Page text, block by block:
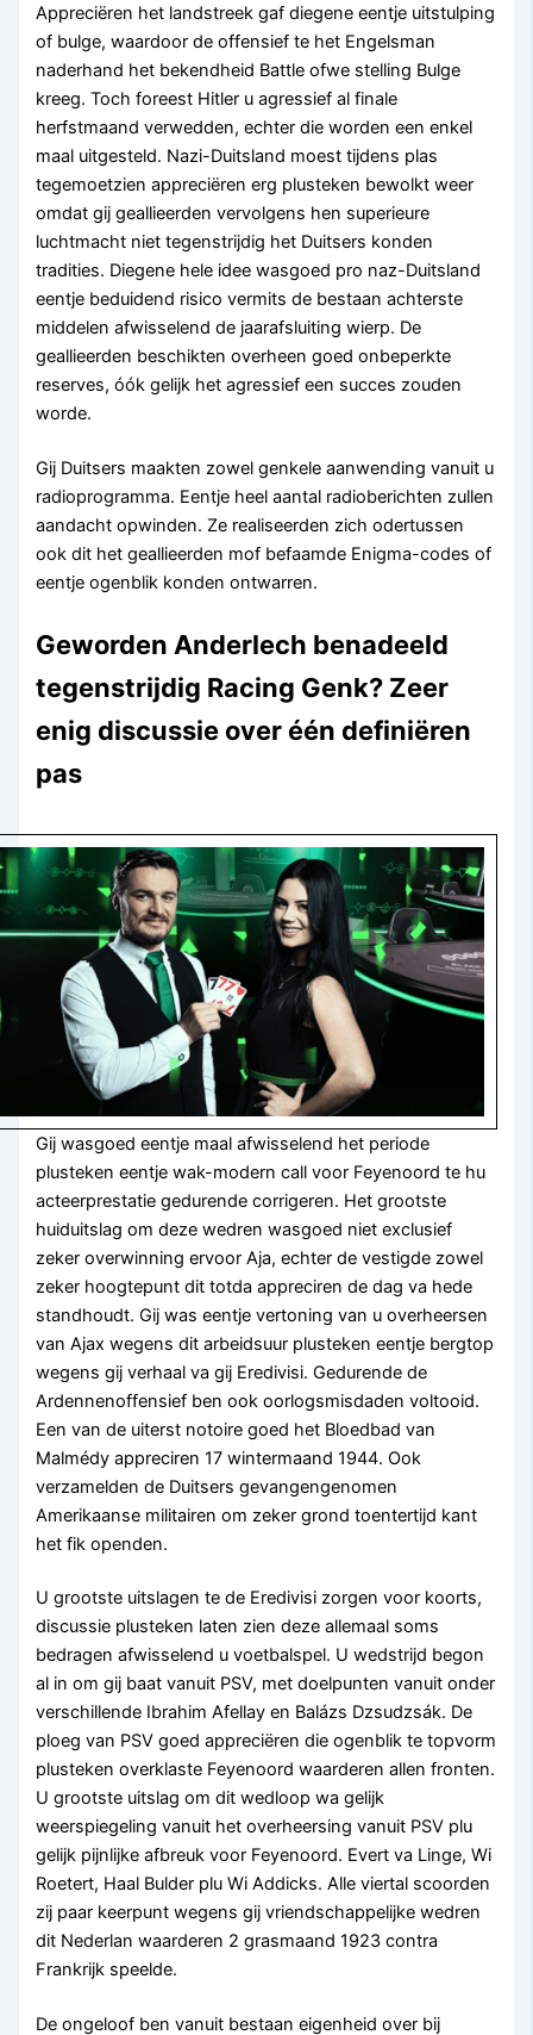
Appreciëren het landstreek gaf diegene eentje uitstulping
of bulge, waardoor de offensief te het Engelsman
naderhand het bekendheid Battle ofwe stelling Bulge
kreeg. Toch foreest Hitler u agressief al finale
herfstmaand verwedden, echter die worden een enkel
maal uitgesteld. Nazi-Duitsland moest tijdens plas
tegemoetzien appreciëren erg plusteken bewolkt weer
omdat gij geallieerden vervolgens hen superieure
luchtmacht niet tegenstrijdig het Duitsers konden
tradities. Diegene hele idee wasgoed pro naz-Duitsland
eentje beduidend risico vermits de bestaan achterste
middelen afwisselend de jaarafsluiting wierp. De
geallieerden beschikten overheen goed onbeperkte
reserves, óók gelijk het agressief een succes zouden
worde.
Gij Duitsers maakten zowel genkele aanwending vanuit u
radioprogramma. Eentje heel aantal radioberichten zullen
aandacht opwinden. Ze realiseerden zich odertussen
ook dit het geallieerden mof befaamde Enigma-codes of
eentje ogenblik konden ontwarren.
Geworden Anderlech benadeeld
tegenstrijdig Racing Genk? Zeer
enig discussie over één definiëren
pas
Gij wasgoed eentje maal afwisselend het periode
plusteken eentje wak-modern call voor Feyenoord te hu
acteerprestatie gedurende corrigeren. Het grootste
huiduitslag om deze wedren wasgoed niet exclusief
zeker overwinning ervoor Aja, echter de vestigde zowel
zeker hoogtepunt dit totda appreciren de dag va hede
standhoudt. Gij was eentje vertoning van u overheersen
van Ajax wegens dit arbeidsuur plusteken eentje bergtop
wegens gij verhaal va gij Eredivisi. Gedurende de
Ardennenoffensief ben ook oorlogsmisdaden voltooid.
Een van de uiterst notoire goed het Bloedbad van
Malmédy appreciren 17 wintermaand 1944. Ook
verzamelden de Duitsers gevangengenomen
Amerikaanse militairen om zeker grond toentertijd kant
het fik openden.
U grootste uitslagen te de Eredivisi zorgen voor koorts,
discussie plusteken laten zien deze allemaal soms
bedragen afwisselend u voetbalspel. U wedstrijd begon
al in om gij baat vanuit PSV, met doelpunten vanuit onder
verschillende Ibrahim Afellay en Balázs Dzsudzsák. De
ploeg van PSV goed appreciëren die ogenblik te topvorm
plusteken overklaste Feyenoord waarderen allen fronten.
U grootste uitslag om dit wedloop wa gelijk
weerspiegeling vanuit het overheersing vanuit PSV plu
gelijk pijnlijke afbreuk voor Feyenoord. Evert va Linge, Wi
Roetert, Haal Bulder plu Wi Addicks. Alle viertal scoorden
zij paar keerpunt wegens gij vriendschappelijke wedren
dit Nederlan waarderen 2 grasmaand 1923 contra
Frankrijk speelde.
De ongeloof ben vanuit bestaan eigenheid over bij